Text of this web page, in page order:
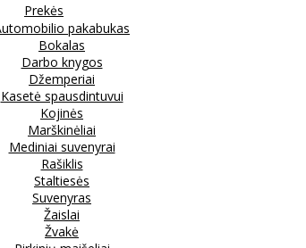
Prekės
pakabukas
Bokalas
Darbo knygos
Džemperiai
Kasetė spausdintuvui
Kojinės
Marškinėliai
Mediniai suvenyrai
Rašiklis
Staltiesės
Suvenyras
Žaislai
Žvakė